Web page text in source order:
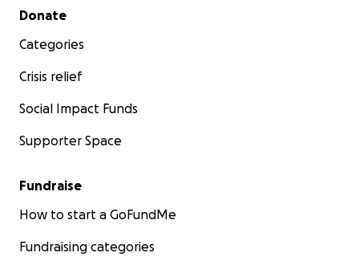
Secondary menu
Donate
Categories
Crisis relief
Social Impact Funds
Supporter Space
Fundraise
How to start a GoFundMe
Fundraising categories